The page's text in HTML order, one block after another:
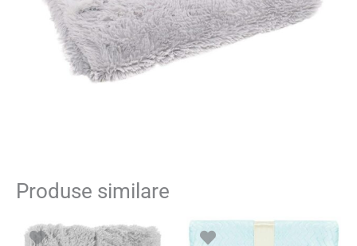
Produse similare
Prețul
Prețul